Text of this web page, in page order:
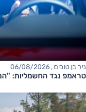
ניר בן טובים , 06/08/2026
טראמפ נגד החשמליות: